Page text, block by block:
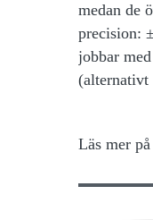
medan de
precision:
jobbar
(alternativt
Läs mer